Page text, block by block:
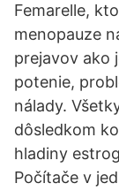
Femarelle,
menopauze
prejavov ako
potenie,
nálady.
dôsledkom
hladiny
Počítače v